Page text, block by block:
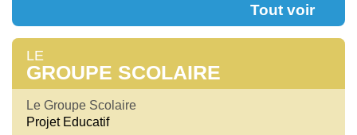
Tout voir
LE
GROUPE SCOLAIRE
Le Groupe Scolaire
Projet Educatif